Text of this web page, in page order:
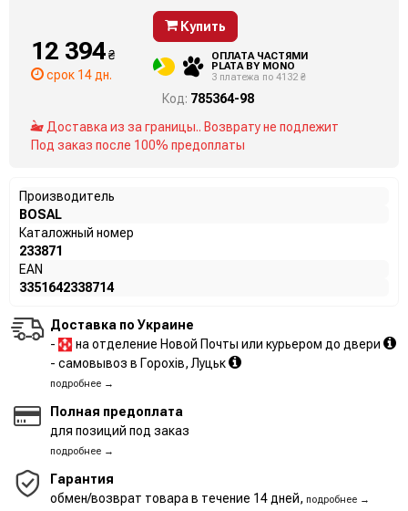
12 394₴
срок 14 дн.
Купить
ОПЛАТА ЧАСТЯМИ
PLATA BY MONO
3 платежа по 4132 ₴
Код: 785364-98
Доставка из за границы.. Возврату не подлежит
Под заказ после 100% предоплаты
Производитель
BOSAL
Каталожный номер
233871
EAN
3351642338714
Доставка по Украине
-
на отделение Новой Почты или курьером до двери
- самовывоз в Горохів, Луцьк
подробнее →
Полная предоплата
для позиций под заказ
подробнее →
Гарантия
обмен/возврат товара в течение 14 дней, подробнее →